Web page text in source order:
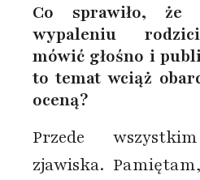
Co sprawiło, że
wypaleniu
mówić głośno i
to temat wciąż
oceną?
Przede
zjawiska.